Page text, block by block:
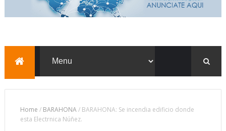
Home / BARAHONA/ BARAHONA: Se incendia edificio donde
esta Electrnica Núñez.